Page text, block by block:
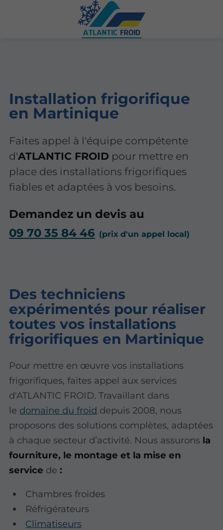
Installation frigorifique
en Martinique
Faites appel à l'équipe compétente
d'ATLANTIC FROID pour mettre en
place des installations frigorifiques
fiables et adaptées à vos besoins.
Demandez un devis au
09 70 35 84 46
Des techniciens
expérimentés pour réaliser
toutes vos installations
frigorifiques en Martinique
Pour mettre en œuvre vos installations
frigorifiques, faites appel aux services
d'ATLANTIC FROID. Travaillant dans
le domaine du froid depuis 2008, nous
proposons des solutions complètes, adaptées
à chaque secteur d’activité. Nous assurons la
fourniture, le montage et la mise en
service de :
Chambres froides
Réfrigérateurs
Climatiseurs